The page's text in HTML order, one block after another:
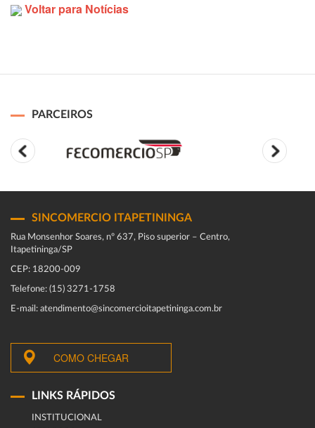
Voltar para Notícias
PARCEIROS
SINCOMERCIO ITAPETININGA
Rua Monsenhor Soares, nº 637, Piso superior – Centro,
Itapetininga/SP
CEP: 18200-009
Telefone: (15) 3271-1758
E-mail: atendimento@sincomercioitapetininga.com.br
COMO CHEGAR
LINKS RÁPIDOS
INSTITUCIONAL